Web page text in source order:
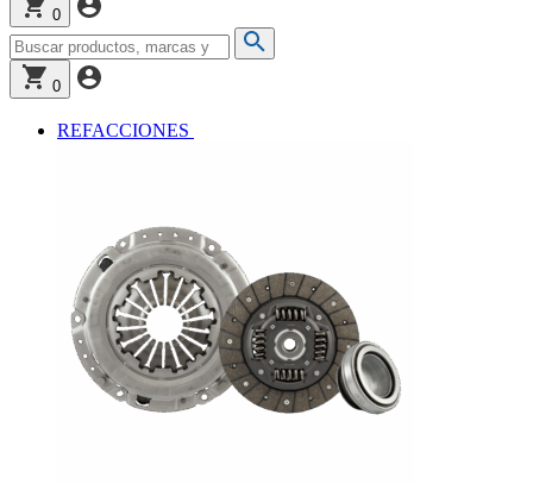
0
0
REFACCIONES